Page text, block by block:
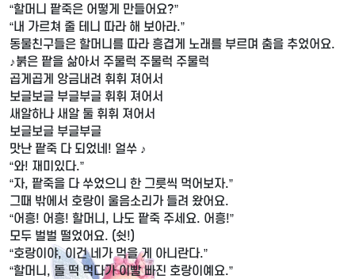
“할머니 팥죽은 어떻게 만들어요?”
“내 가르쳐 줄 테니 따라 해 보아라.”
동물친구들은 할머니를 따라 흥겹게 노래를 부르며 춤을 추었어요.
♪붉은 팥을 삶아서 주물럭 주물럭 주물럭
곱게곱게 앙금내려 휘휘 져어서
보글보글 부글부글 휘휘 져어서
새알하나 새알 둘 휘휘 져어서
보글보글 부글부글
맛난 팥죽 다 되었네! 얼쑤 ♪
“와! 재미있다.”
“자, 팥죽을 다 쑤었으니 한 그릇씩 먹어보자.”
그때 밖에서 호랑이 울음소리가 들려 왔어요.
“어흥! 어흥! 할머니, 나도 팥죽 주세요. 어흥!”
모두 벌벌 떨었어요. (쉿!)
“호랑이야, 이건 네가 먹을 게 아니란다.”
“할머니, 돌 떡 먹다가 이빨 빠진 호랑이예요.”